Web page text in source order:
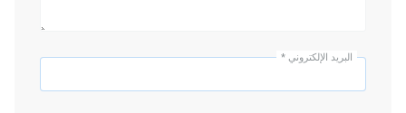
البريد الإلكتروني *